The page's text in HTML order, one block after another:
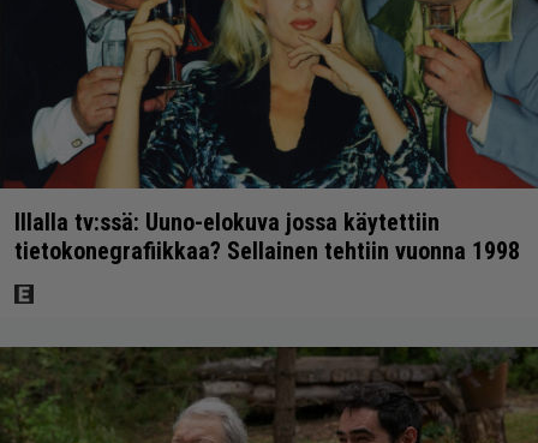
Illalla tv:ssä: Uuno-elokuva jossa käytettiin
tietokonegrafiikkaa? Sellainen tehtiin vuonna 1998